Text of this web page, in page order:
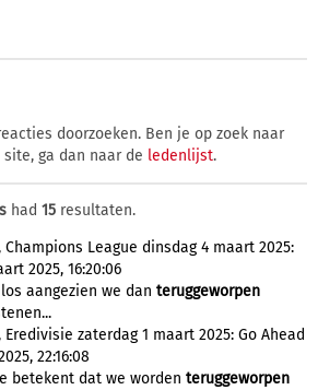
doorzoeken. Ben je op zoek naar
ga dan naar de ledenlijst.
had 15 resultaten.
League dinsdag 4 maart 2025:
2025, 16:20:06
aangezien we dan teruggeworpen
zaterdag 1 maart 2025: Go Ahead
22:16:08
betekent dat we worden teruggeworpen